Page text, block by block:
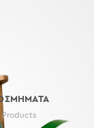
Products